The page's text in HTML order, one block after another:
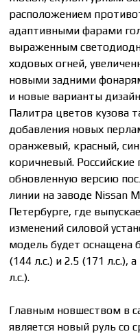
расположением
адаптивными фарами
выраженным
ходовых огней,
новыми задними
и новые варианты
Палитра цветов кузова
добавления новых
оранжевый, красный,
коричневый. Российские
обновленную версию
линии на заводе Nissan
Петербурге, где
изменений силовой
модель будет оснащена
(144 л.с.) и 2.5 (171 л.с.),
л.с.).
Главным новшеством в
является новый руль со